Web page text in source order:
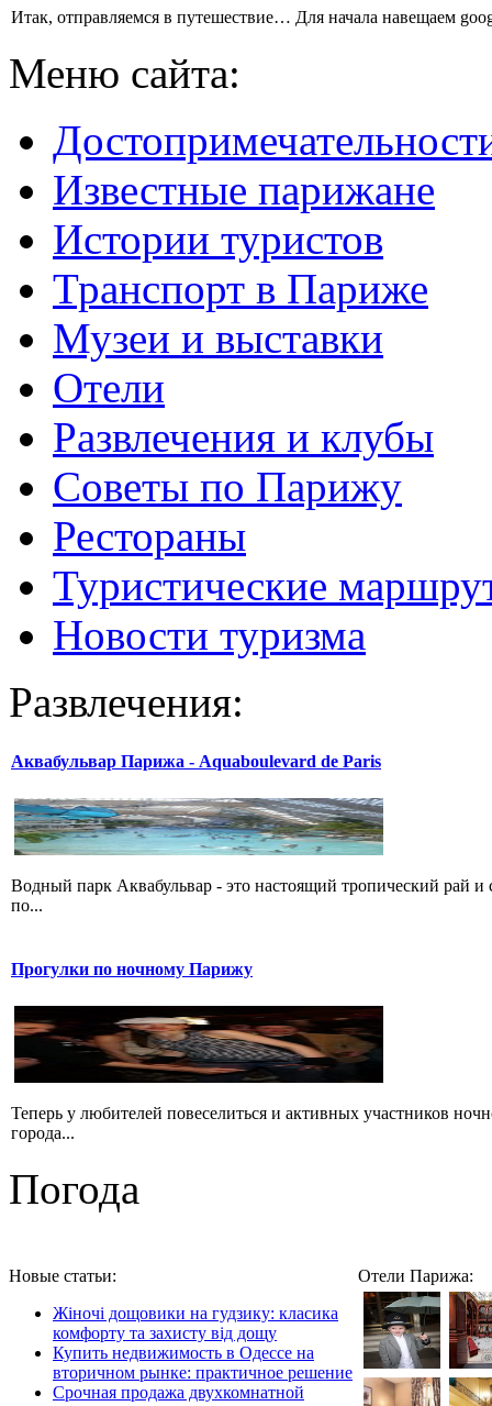
Итак, отправляемся в путешествие… Для начала навещаем
Меню сайта:
Известные парижане
Истории туристов
Транспорт в Париже
Музеи и выставки
Отели
Развлечения и клубы
Советы по Парижу
Рестораны
Туристические
Новости туризма
Развлечения:
Аквабульвар Парижа - Aquaboulevard de Paris
Водный парк Аквабульвар - это настоящий тропический рай
по...
Прогулки по ночному Парижу
Теперь у любителей повеселиться и активных участников
города...
Погода
Новые статьи:
Жіночі дощовики на гудзику: класика
комфорту та захисту від дощу
Купить недвижимость в Одессе на
вторичном рынке: практичное решение
Срочная продажа двухкомнатной
Отели Парижа: